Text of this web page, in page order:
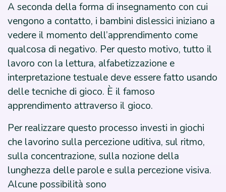
A seconda della forma di insegnamento con cui
vengono a contatto, i bambini dislessici iniziano a
vedere il momento dell’apprendimento come
qualcosa di negativo. Per questo motivo, tutto il
lavoro con la lettura, alfabetizzazione e
interpretazione testuale deve essere fatto usando
delle tecniche di gioco. È il famoso
apprendimento attraverso il gioco.
Per realizzare questo processo investi in giochi
che lavorino sulla percezione uditiva, sul ritmo,
sulla concentrazione, sulla nozione della
lunghezza delle parole e sulla percezione visiva.
Alcune possibilità sono